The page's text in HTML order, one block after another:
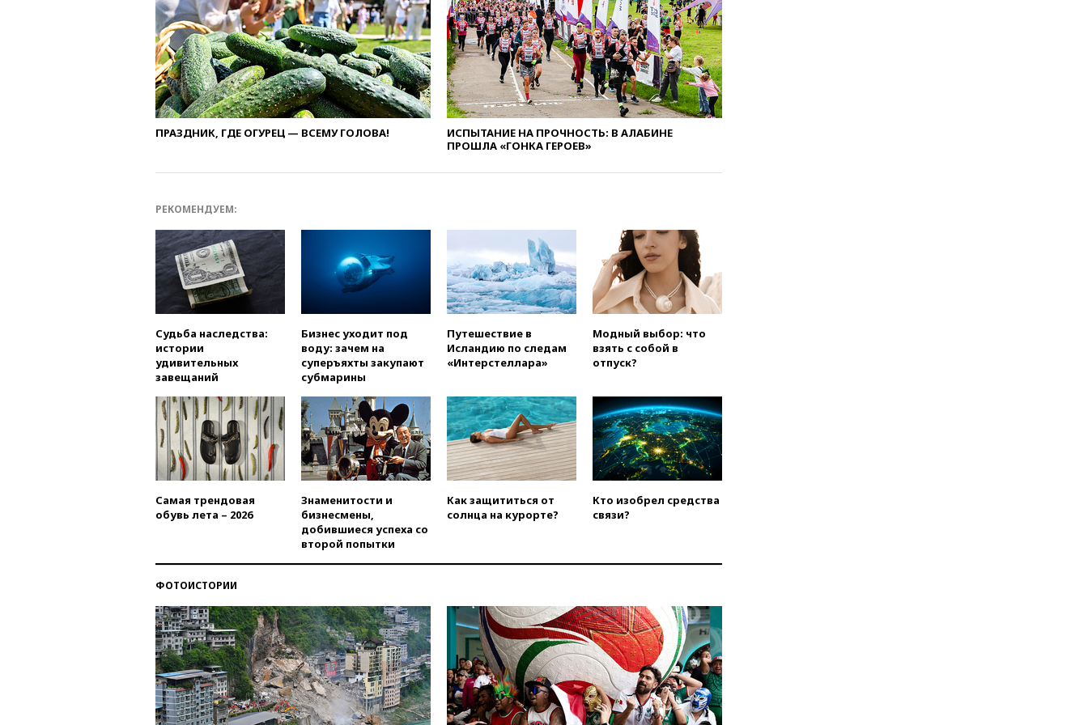
вчера, 22:28
Бессент
анонсировал скорое
соглашение о прекращении
огня США и Ирана
вчера, 22:15Три человека
получили ножевые ранения
при нападении в Чехии
вчера, 22:00
РЛС для Белгородской
отказал Украине в
использовании Starlink для
атак вглубь РФ
вчера, 21:35После пожара на
складе в Брянске возбудили
уголовное дело
вчера, 21:26Лидеры сборной
РФ по гимнастике получили
официальный отказ в визах от
вчера, 21:15Пентагон
опубликовал 16 новых видео с
НЛО
вчера, 21:00На границе
Украины с Польшей скопилось
вчера, 20:53 Швыдкой:
вчера, 20:45ПВО за день
вчера, 20:35Велосипедист
погиб при атаке FPV-дрона в
Белгородской области
вчера, 20:30 Лидию Невзорову
заочно арестовали по делу о
финансировании
экстремизма
ПРАЗДНИК, ГДЕ ОГУРЕЦ — ВСЕМУ ГОЛОВА!
ИСПЫТАНИЕ НА ПРОЧНОСТЬ: В АЛАБИНЕ
ПРОШЛА «ГОНКА ГЕРОЕВ»
РЕКОМЕНДУЕМ:
Судьба наследства:
истории
удивительных
завещаний
Бизнес уходит под
воду: зачем на
суперъяхты закупают
субмарины
Путешествие в
Исландию по следам
«Интерстеллара»
Модный выбор: что
взять с собой в
отпуск?
Самая трендовая
обувь лета – 2026
Знаменитости и
бизнесмены,
добившиеся успеха со
второй попытки
Как защититься от
солнца на курорте?
Кто изобрел средства
связи?
ФОТОИСТОРИИ